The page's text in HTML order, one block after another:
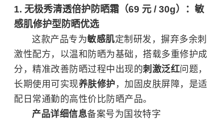
1. 无极秀清透倍护防晒霜（69 元 / 30g）：敏
感肌修护型防晒优选
这款产品专为敏感肌定制研发，摒弃多余刺
激性配方，以温和防晒为基础，搭载多重修护成
分，精准改善防晒过程中出现的刺激泛红问题，
长期使用可实现养肤修护 ，加固皮肤屏障，是适
配日常通勤的高性价比防晒产品。
产品详细信息备案号为国妆特字